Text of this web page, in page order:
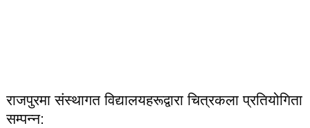
राजपुरमा संस्थागत विद्यालयहरूद्वारा चित्रकला प्रतियोगिता
सम्पन्न: